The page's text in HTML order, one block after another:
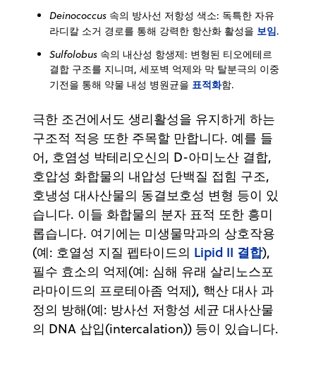
Deinococcus 속의 방사선 저항성 색소: 독특한 자유
라디칼 소거 경로를 통해 강력한 항산화 활성을 보임.
Sulfolobus 속의 내산성 항생제: 변형된 티오에테르
결합 구조를 지니며, 세포벽 억제와 막 탈분극의 이중
기전을 통해 약물 내성 병원균을 표적화함.
극한 조건에서도 생리활성을 유지하게 하는
구조적 적응 또한 주목할 만합니다. 예를 들
어, 호염성 박테리오신의 D-아미노산 결합,
호압성 화합물의 내압성 단백질 접힘 구조,
호냉성 대사산물의 동결보호성 변형 등이 있
습니다. 이들 화합물의 분자 표적 또한 흥미
롭습니다. 여기에는 미생물막과의 상호작용
(예: 호열성 지질 펩타이드의 Lipid II 결합),
필수 효소의 억제(예: 심해 유래 살리노스포
라마이드의 프로테아좀 억제), 핵산 대사 과
정의 방해(예: 방사선 저항성 세균 대사산물
의 DNA 삽입(intercalation)) 등이 있습니다.